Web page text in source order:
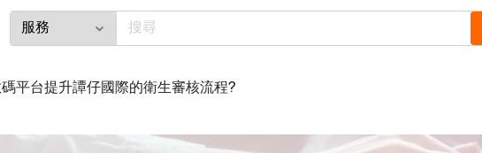
平台提升譚仔國際的衛生審核流程?